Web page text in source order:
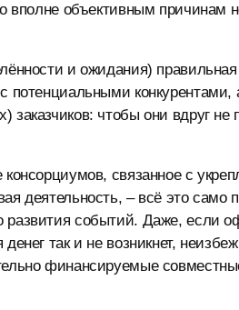
вполне объективным причинам
и ожидания)
потенциальными конкурентами,
заказчиков: чтобы они вдруг
связанное с
деятельность, – всё это
развития событий. Даже, если
денег так и не возникнет,
финансируемые